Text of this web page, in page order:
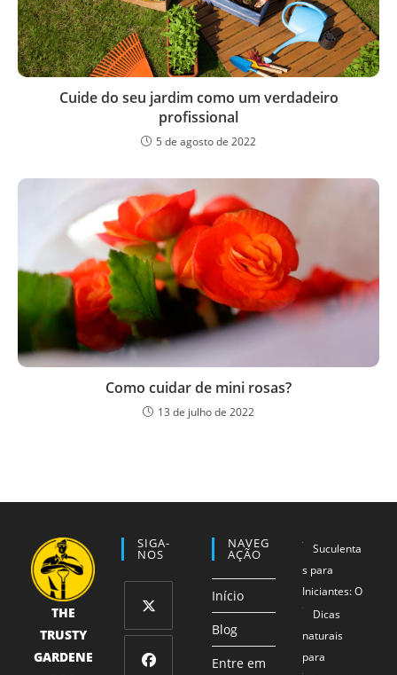
Cuide do seu jardim como um verdadeiro
profissional
5 de agosto de 2022
Como cuidar de mini rosas?
13 de julho de 2022
THE
TRUSTY
GARDENE
SIGA-
NOS
Abre
NAVEG
AÇÃO
Início
Blog
Entre em
Suculenta
s para
Iniciantes: O
Método 1-2-
3 que
Garante
Dicas
naturais
para